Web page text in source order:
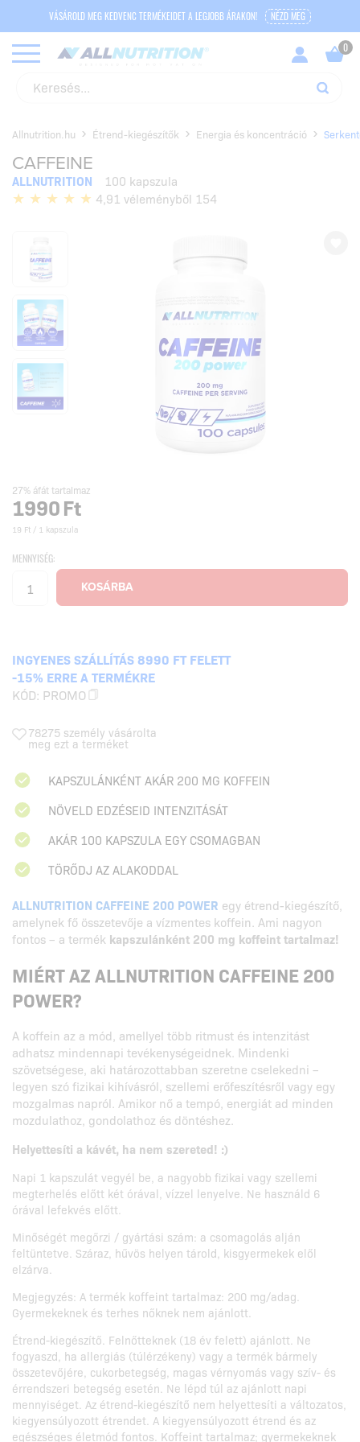
VÁSÁROLD MEG KEDVENC TERMÉKEIDET A LEGJOBB ÁRAKON! NÉZD MEG
Allnutrition.hu Étrend-kiegészítők Energia és koncentráció
CAFFEINE
ALLNUTRITION
100 kapszula
4,91 véleményből 154
27% áfát tartalmaz
1990Ft
19 Ft / 1 kapszula
MENNYISÉG:
INGYENES SZÁLLÍTÁS 8990 FT FELETT
-15% ERRE A TERMÉKRE
KÓD: PROMO
78275 személy vásárolta
meg ezt a terméket
KAPSZULÁNKÉNT AKÁR 200 MG KOFFEIN
NÖVELD EDZÉSEID INTENZITÁSÁT
AKÁR 100 KAPSZULA EGY CSOMAGBAN
TÖRŐDJ AZ ALAKODDAL
ALLNUTRITION CAFFEINE 200 POWER egy étrend-kiegészítő,
amelynek fő összetevője a vízmentes koffein. Ami nagyon
fontos – a termék kapszulánként 200 mg koffeint tartalmaz!
MIÉRT AZ ALLNUTRITION CAFFEINE 200
POWER?
A koffein az a mód, amellyel több ritmust és intenzitást
adhatsz mindennapi tevékenységeidnek. Mindenki
szövetségese, aki határozottabban szeretne cselekedni –
legyen szó fizikai kihívásról, szellemi erőfeszítésről vagy egy
mozgalmas napról. Amikor nő a tempó, energiát ad minden
mozdulathoz, gondolathoz és döntéshez.
Helyettesíti a kávét, ha nem szereted! :)
Napi 1 kapszulát vegyél be, a nagyobb fizikai vagy szellemi
megterhelés előtt két órával, vízzel lenyelve. Ne használd 6
órával lefekvés előtt.
Minőségét megőrzi / gyártási szám: a csomagolás alján
feltüntetve. Száraz, hűvös helyen tárold, kisgyermekek elől
elzárva.
Megjegyzés: A termék koffeint tartalmaz: 200 mg/adag.
Gyermekeknek és terhes nőknek nem ajánlott.
Étrend-kiegészítő. Felnőtteknek (18 év felett) ajánlott. Ne
fogyaszd, ha allergiás (túlérzékeny) vagy a termék bármely
összetevőjére, cukorbetegség, magas vérnyomás vagy szív- és
érrendszeri betegség esetén. Ne lépd túl az ajánlott napi
mennyiséget. Az étrend-kiegészítő nem helyettesíti a változatos,
kiegyensúlyozott étrendet. A kiegyensúlyozott étrend és az
egészséges életmód fontos. Koffeint tartalmaz; gyermekeknek